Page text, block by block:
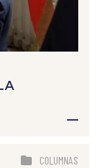
COLUMNAS